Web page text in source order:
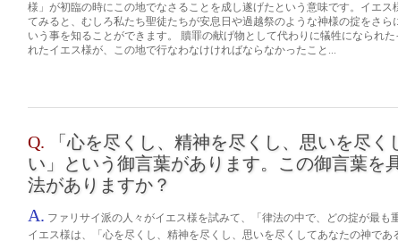
様」が初臨の時にこの地でなさることを成し遂げたという意味です。イエ
てみると、むしろ私たち聖徒たちが安息日や過越祭のような神様の掟をさら
いう事を知ることができます。 贖罪の献げ物として代わりに犠牲になられ
れたイエス様が、この地で行なわなけければならなかったこと...
Q.
「心を尽くし、精神を尽くし、思いを尽く
い」という御言葉があります。この御言葉を
法がありますか？
A. ファリサイ派の人々がイエス様を試みて、「律法の中で、どの掟が最も
イエス様は、「心を尽くし、精神を尽くし、思いを尽くしてあなたの神であ